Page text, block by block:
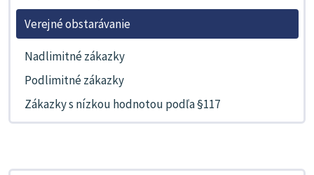
Verejné obstarávanie
Nadlimitné zákazky
Podlimitné zákazky
Zákazky s nízkou hodnotou podľa §117